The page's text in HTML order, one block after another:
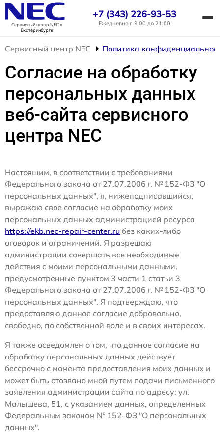
Сервисный центр NECв
Екатеринбурге
+7 (343) 226-93-53
Ежедневно с 9:00 до 21:00
Сервисный центр NEC Политика
Согласие на обработку
персональных данных
веб-сайта сервисного
центра NEC
Настоящим, в соответствии с требованиями
Федерального закона от 27.07.2006 г. № 152-ФЗ "О
персональных данных", я, нижеподписавшийся,
выражаю свое согласие на обработку моих
персональных данных администрацией ресурса
https://ekb.nec-repair-center.ru без каких-либо
оговорок и ограничений. Я разрешаю
администрации совершать все необходимые
действия с моими персональными данными,
предусмотренные пунктом 3 части 1 статьи 3
Федерального закона от 27.07.2006 г. № 152-ФЗ "О
персональных данных". Я подтверждаю, что
предоставляю данное согласие добровольно,
свободно, по собственной воле и в своих интересах.
Я также осведомлен о том, что данное согласие на
обработку персональных данных действует
бессрочно с момента предоставления моих данных и
может быть отозвано мной путем подачи письменного
заявления администрации сайта по адресу: ул.
Малышева, 51, с указанием данных, определенных
Федеральным законом № 152-ФЗ "О персональных
данных".